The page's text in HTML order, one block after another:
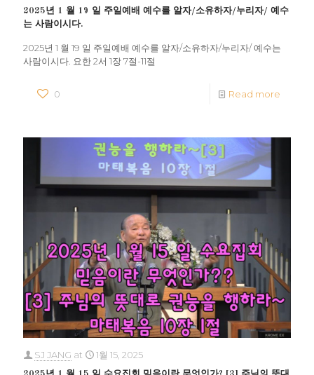
2025년 1 월 19 일 주일예배 예수를 알자/소유하자/누리자/ 예수
는 사람이시다.
2025년 1 월 19 일 주일예배 예수를 알자/소유하자/누리자/ 예수는
사람이시다. 요한 2서 1장 7절-11절
0 Read more
SJ JANG at 1월 15, 2025